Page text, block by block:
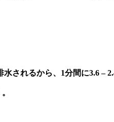
るから、1分間に3.6 – 2.4